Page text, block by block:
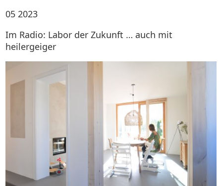
05 2023
Im Radio: Labor der Zukunft … auch mit
heilergeiger